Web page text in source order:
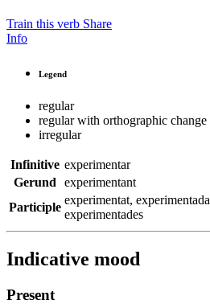
Train this verb Share
Info
Legend
regular
regular with orthographic change
irregular
Infinitive experimentar
Gerund
experimentant
Participle
experimentat, experimentada
experimentades
Indicative mood
Present